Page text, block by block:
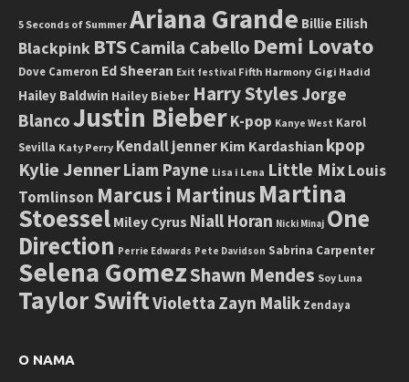
5 Seconds of Summer Ariana Grande Billie Eilish
Blackpink BTSCamila Cabello Demi Lovato
Dove Cameron Ed Sheeran Exit festival Fifth Harmony Gigi Hadid
Hailey Baldwin Hailey Bieber Harry Styles Jorge
BlancoJustin BieberK-pop Kanye West Karol
Sevilla Katy Perry Kendall jenner Kim Kardashian kpop
Kylie JennerLiam Payne Lisa i Lena Little MixLouis
Tomlinson Marcus i MartinusMartina
Stoessel Miley Cyrus Niall Horan Nicki Minaj One
Direction Perrie Edwards Pete Davidson Sabrina Carpenter
Selena GomezShawn Mendes Soy Luna
Taylor SwiftVioletta Zayn Malik Zendaya
O NAMA